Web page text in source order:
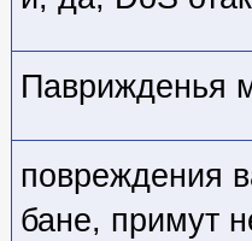
Паврижденья
повреждения
бане, примут